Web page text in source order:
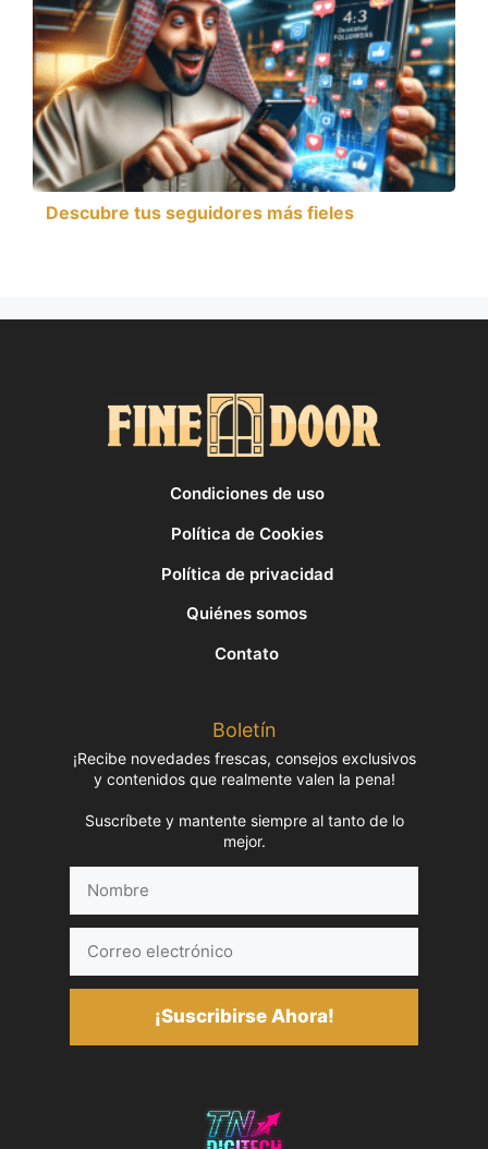
Descubre tus seguidores más fieles
Condiciones de uso
Política de Cookies
Política de privacidad
Quiénes somos
Contato
Boletín
¡Recibe novedades frescas, consejos exclusivos
y contenidos que realmente valen la pena!
Suscríbete y mantente siempre al tanto de lo
mejor.
electrónico
¡Suscribirse Ahora!